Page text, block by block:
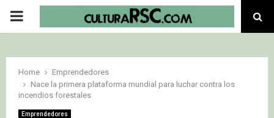
PRIMARY
Home
Emprendedores
Nace la primera plataforma mundial para luchar contra los
incendios forestales
Emprendedores